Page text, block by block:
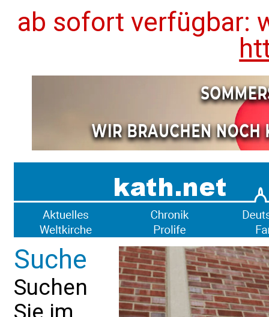
ab sofort verfügbar:
Suche
Suchen